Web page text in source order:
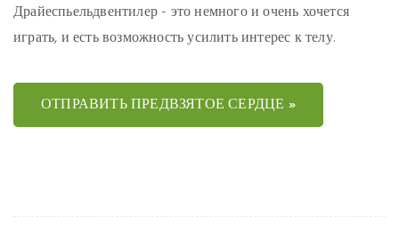
Драйеспьельдвентилер - это немного и очень хочется
играть, и есть возможность усилить интерес к телу.
ОТПРАВИТЬ ПРЕДВЗЯТОЕ СЕРДЦЕ »